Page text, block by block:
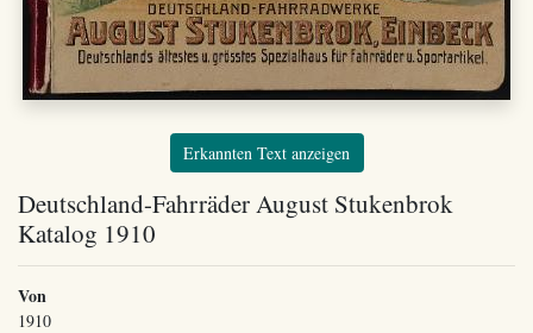
Erkannten Text anzeigen
Deutschland-Fahrräder August Stukenbrok
Katalog 1910
Von
1910